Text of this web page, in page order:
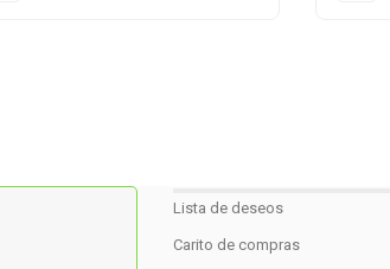
Lista de deseos
Carito de compras